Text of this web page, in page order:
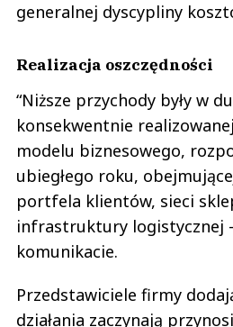
generalnej dyscypliny
Realizacja oszczędności
“Niższe przychody były w
konsekwentnie
modelu biznesowego,
ubiegłego roku,
portfela klientów, sieci
infrastruktury logistycznej
komunikacie.
Przedstawiciele firmy
działania zaczynają